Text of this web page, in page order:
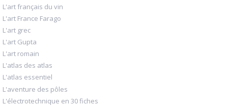
L'art français du vin
L'art France Farago
L'art grec
L'art Gupta
L'art romain
L'atlas des atlas
L'atlas essentiel
L'aventure des pôles
L'électrotechnique en 30 fiches